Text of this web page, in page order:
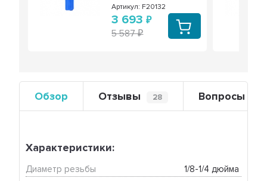
Артикул: F20132
3 693
5 587
Обзор Отзывы 28 Вопросы
Характеристики:
Диаметр резьбы
1/8-1/4 дюйма